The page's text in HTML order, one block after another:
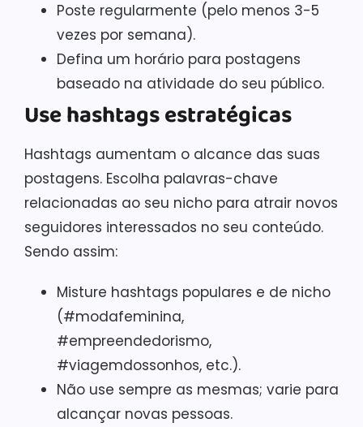
Poste regularmente (pelo menos 3-5
vezes por semana).
Defina um horário para postagens
baseado na atividade do seu público.
Use hashtags estratégicas
Hashtags aumentam o alcance das suas
postagens. Escolha palavras-chave
relacionadas ao seu nicho para atrair novos
seguidores interessados no seu conteúdo.
Sendo assim:
Misture hashtags populares e de nicho
(#modafeminina,
#empreendedorismo,
#viagemdossonhos, etc.).
Não use sempre as mesmas; varie para
alcançar novas pessoas.